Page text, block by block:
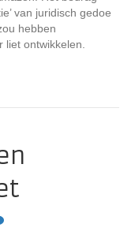
van juridisch gedoe
hebben
ontwikkelen.